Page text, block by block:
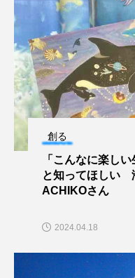
創る
「こんなに楽し
と知ってほしい
ACHIKOさん
2024.04.18